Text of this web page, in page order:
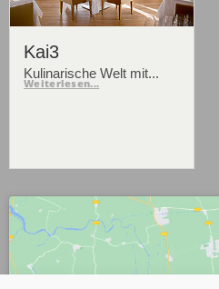
Kai3
Kulinarische Welt mit...
Weiterlesen...